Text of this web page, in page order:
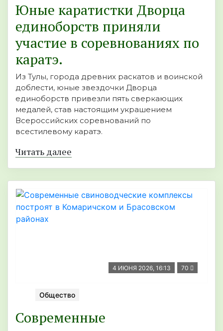
Юные каратистки Дворца
единоборств приняли
участие в соревнованиях по
каратэ.
Из Тулы, города древних раскатов и воинской
доблести, юные звездочки Дворца
единоборств привезли пять сверкающих
медалей, став настоящим украшением
Всероссийских соревнований по
всестилевому каратэ.
Читать далее
4 ИЮНЯ 2026, 16:13 70
Общество
Современные